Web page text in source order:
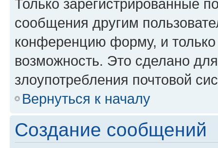
Только зарегистрированные
сообщения другим
конференцию форму, и
возможность. Это сделано
злоупотребления почтовой
Вернуться к началу
Создание сообщений